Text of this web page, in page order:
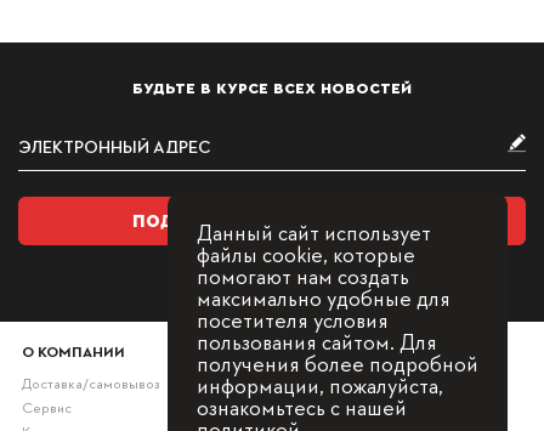
БУДЬТЕ В КУРСЕ ВСЕХ НОВОСТЕЙ
ПОДПИСАТЬСЯ НА РАССЫЛКУ
О КОМПАНИИ
Доставка/самовывоз
Сервис
Данный сайт использует
файлы cookie, которые
помогают нам создать
максимально удобные для
посетителя условия
пользования сайтом. Для
получения более подробной
информации, пожалуйста,
ознакомьтесь с нашей